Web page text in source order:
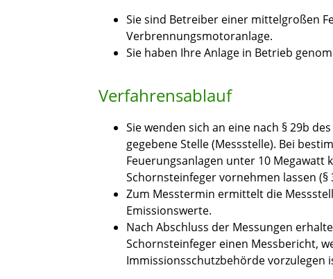
Sie sind Betreiber einer mittelgroßen
Verbrennungsmotoranlage.
Sie haben Ihre Anlage in Betrieb
Verfahrensablauf
Sie wenden sich an eine nach § 29b
gegebene Stelle (Messstelle). Bei
Feuerungsanlagen unter 10 Megawatt
Schornsteinfeger vornehmen lassen (§
Zum Messtermin ermittelt die
Emissionswerte.
Nach Abschluss der Messungen
Schornsteinfeger einen Messbericht,
Immissionsschutzbehörde vorzulegen